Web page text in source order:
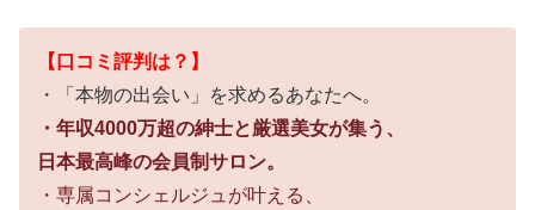
【口コミ評判は？】
・「本物の出会い」を求めるあなたへ。
・年収4000万超の紳士と厳選美女が集う、
日本最高峰の会員制サロン。
・専属コンシェルジュが叶える、